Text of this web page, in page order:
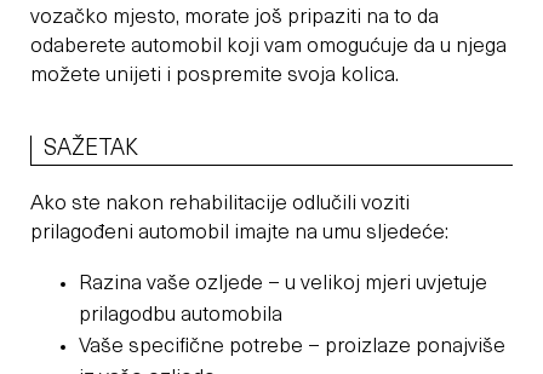
vozačko mjesto, morate još pripaziti na to da
odaberete automobil koji vam omogućuje da u njega
možete unijeti i pospremite svoja kolica.
SAŽETAK
Ako ste nakon rehabilitacije odlučili voziti
prilagođeni automobil imajte na umu sljedeće:
Razina vaše ozljede – u velikoj mjeri uvjetuje
prilagodbu automobila
Vaše specifične potrebe – proizlaze ponajviše